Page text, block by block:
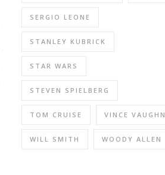
SERGIO LEONE
STANLEY KUBRICK
STAR WARS
STEVEN SPIELBERG
TOM CRUISE VINCE VAUGHN
WILL SMITH WOODY ALLEN